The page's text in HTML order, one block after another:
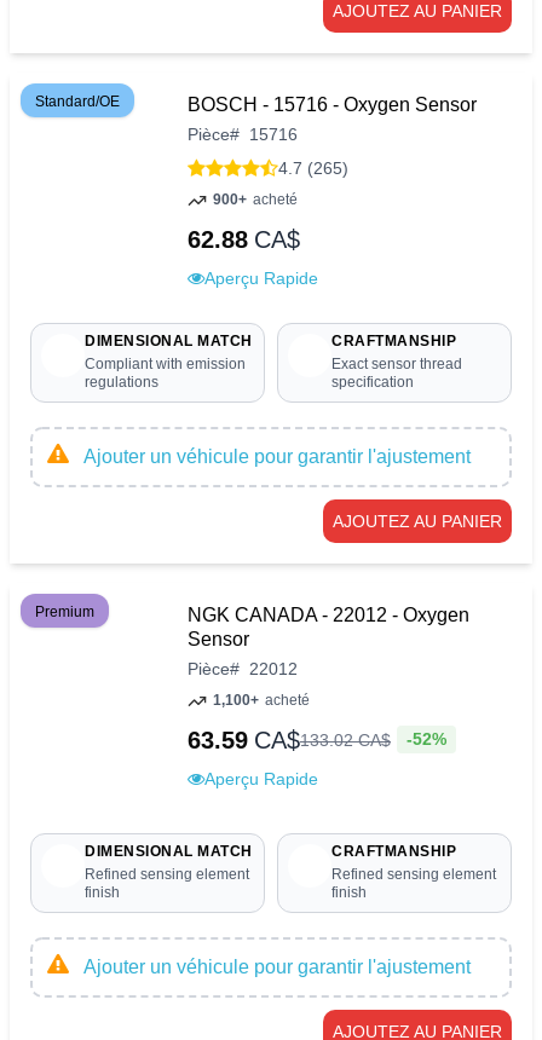
AJOUTEZ AU PANIER
Standard/OE BOSCH - 15716 - Oxygen Sensor
Pièce# 15716
4.7 (265)
900+ acheté
62.88 CA$
Aperçu Rapide
DIMENSIONAL MATCH
Compliant with emission
regulations
CRAFTMANSHIP
Exact sensor thread
specification
Ajouter un véhicule pour garantir l'ajustement
AJOUTEZ AU PANIER
Premium
NGK CANADA - 22012 - Oxygen
Sensor
Pièce# 22012
1,100+ acheté
63.59 CA$133.02CA$ -52%
Aperçu Rapide
DIMENSIONAL MATCH
Refined sensing element
finish
CRAFTMANSHIP
Refined sensing element
finish
Ajouter un véhicule pour garantir l'ajustement
AJOUTEZ AU PANIER